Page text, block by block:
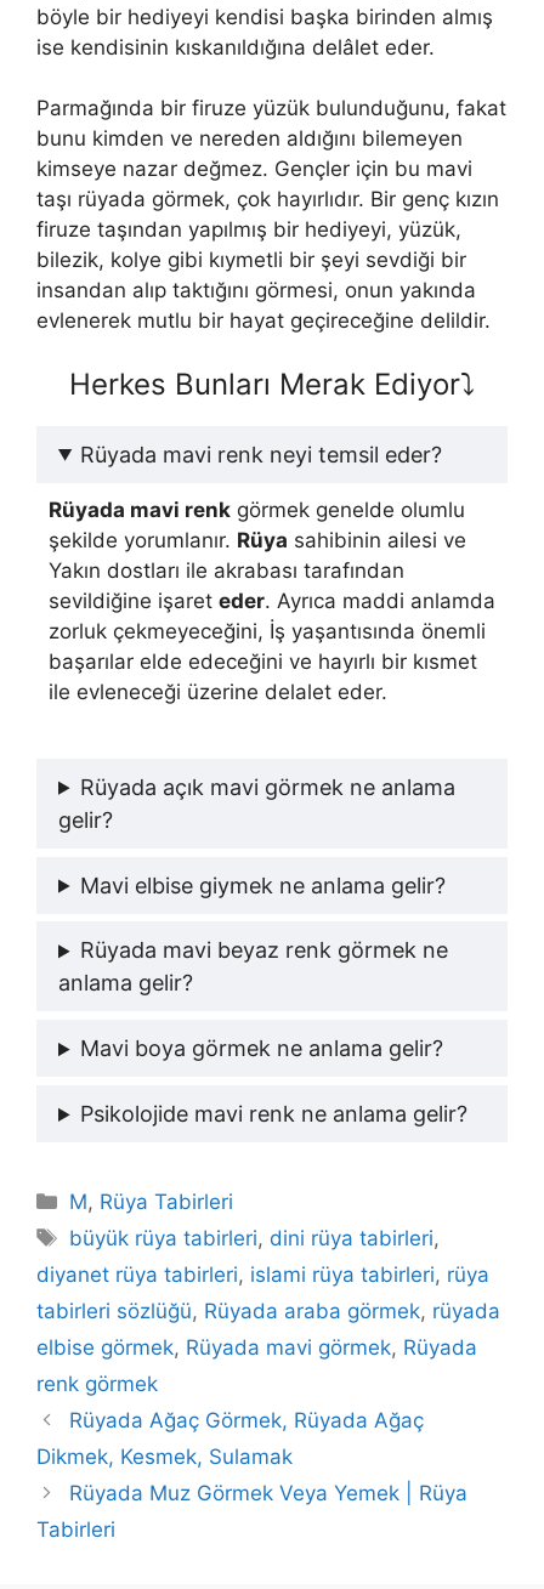
böyle bir hediyeyi kendisi başka birinden almış
ise kendisinin kıskanıldığına delâlet eder.
Parmağında bir firuze yüzük bulunduğunu, fakat
bunu kimden ve nereden aldığını bilemeyen
kimseye nazar değmez. Gençler için bu mavi
taşı rüyada görmek, çok hayırlıdır. Bir genç kızın
firuze taşından yapılmış bir hediyeyi, yüzük,
bilezik, kolye gibi kıymetli bir şeyi sevdiği bir
insandan alıp taktığını görmesi, onun yakında
evlenerek mutlu bir hayat geçireceğine delildir.
Herkes Bunları Merak Ediyor⤵️
Rüyada mavi renk neyi temsil eder?
Rüyada mavi renk görmek genelde olumlu
şekilde yorumlanır. Rüya sahibinin ailesi ve
Yakın dostları ile akrabası tarafından
sevildiğine işaret eder. Ayrıca maddi anlamda
zorluk çekmeyeceğini, İş yaşantısında önemli
başarılar elde edeceğini ve hayırlı bir kısmet
ile evleneceği üzerine delalet eder.
Rüyada açık mavi görmek ne anlama
gelir?
Mavi elbise giymek ne anlama gelir?
Rüyada mavi beyaz renk görmek ne
anlama gelir?
Mavi boya görmek ne anlama gelir?
Psikolojide mavi renk ne anlama gelir?
Kategoriler
M, Rüya Tabirleri
Etiketler
büyük rüya tabirleri, dini rüya tabirleri,
diyanet rüya tabirleri, islami rüya tabirleri, rüya
tabirleri sözlüğü, Rüyada araba görmek, rüyada
elbise görmek, Rüyada mavi görmek, Rüyada
renk görmek
Rüyada Ağaç Görmek, Rüyada Ağaç
Dikmek, Kesmek, Sulamak
Rüyada Muz Görmek Veya Yemek | Rüya
Tabirleri